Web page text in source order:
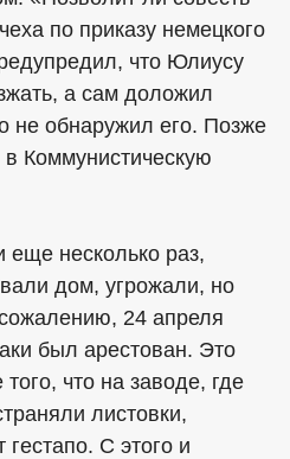
по приказу немецкого
что Юлиусу
а сам доложил
не обнаружил его. Позже
Коммунистическую
еще несколько раз,
дом, угрожали, но
24 апреля
был арестован. Это
что на заводе, где
листовки,
гестапо. С этого и